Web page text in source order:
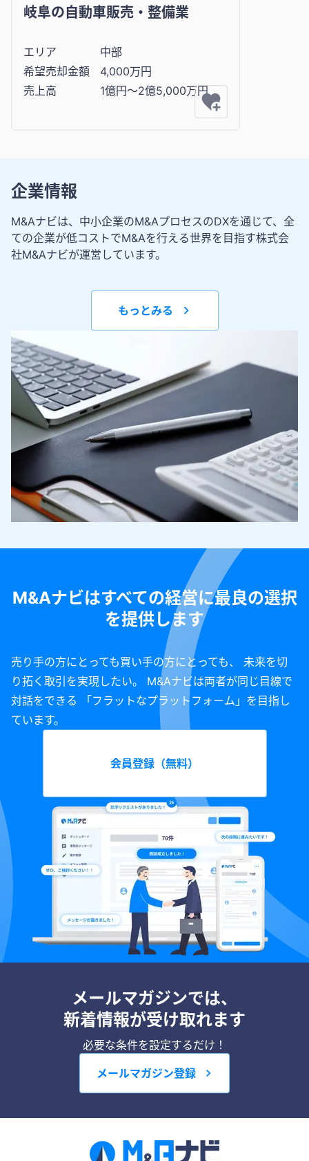
岐阜の自動車販売・整備業
エリア
中部
希望売却金額
4,000万円
売上高
1億円〜2億5,000万円
企業情報
M&Aナビは、中小企業のM&AプロセスのDXを通じて、全
ての企業が低コストでM&Aを行える世界を目指す株式会
社M&Aナビが運営しています。
もっとみる
M&Aナビはすべての経営に最良の選択
を提供します
売り手の方にとっても買い手の方にとっても、 未来を切
り拓く取引を実現したい。 M&Aナビは両者が同じ目線で
対話をできる 「フラットなプラットフォーム」を目指し
ています。
会員登録（無料）
メールマガジンでは、
新着情報が受け取れます
必要な条件を設定するだけ！
メールマガジン登録